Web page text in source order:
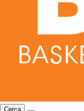
Cerca